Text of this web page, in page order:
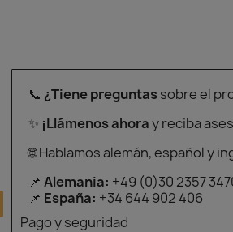
📞 ¿Tiene preguntassobre el
✨ ¡Llámenos ahoray reciba
🌐 Hablamos alemán, español y
📌 Alemania: +49 (0)30 2357
📌 España: +34 644 902 406
Pago y seguridad